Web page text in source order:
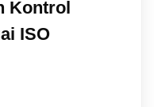
Kontrol
ISO